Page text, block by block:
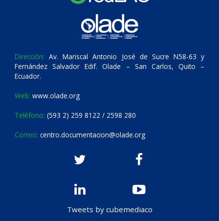
Dirección: Av. Mariscal Antonio José de Sucre N58-63 y
Fernández Salvador Edif. Olade – San Carlos, Quito –
Ecuador.
Web: www.olade.org
Teléfono: (593 2) 259 8122 / 2598 280
Correo: centro.documentacion@olade.org
Tweets by cubemediaco